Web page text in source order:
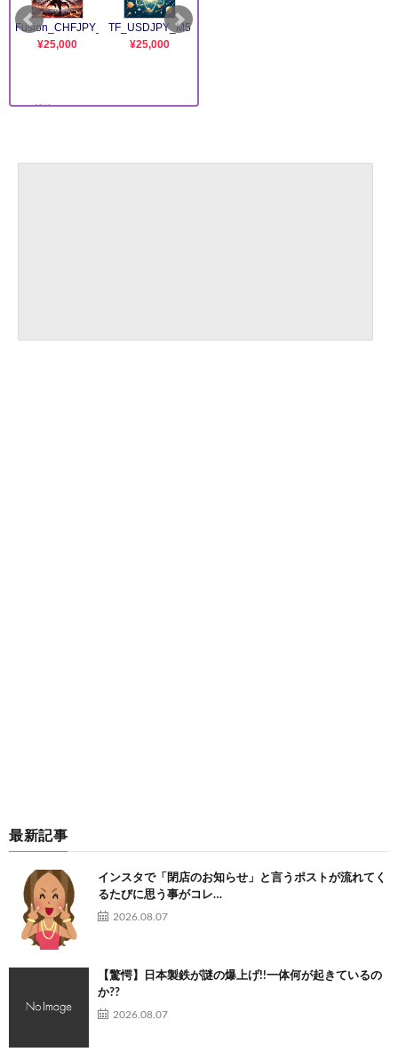
最新記事
インスタで「閉店のお知らせ」と言うポストが流れてく
るたびに思う事がコレ…
2026.08.07
【驚愕】日本製鉄が謎の爆上げ!!一体何が起きているの
か??
2026.08.07